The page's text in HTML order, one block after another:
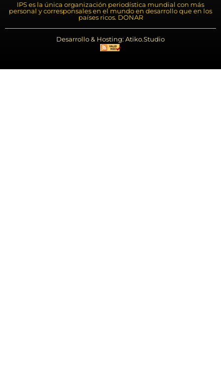
IPS es la única organización periodística mundial con más
personal y corresponsales en el mundo en desarrollo que en los
países ricos. DONAR
Desarrollo & Hosting: Atiko.Studio